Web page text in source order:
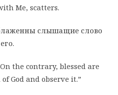
Me, scatters.
слышащие слово
the contrary, blessed are
God and observe it.”